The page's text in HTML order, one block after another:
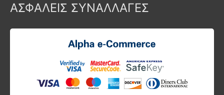
ΑΣΦΑΛΕΙΣ ΣΥΝΑΛΛΑΓΕΣ